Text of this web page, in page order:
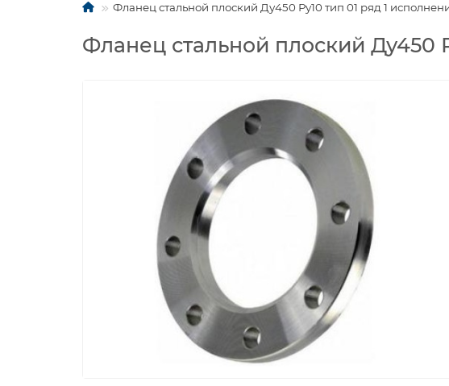
Фланец стальной плоский Ду450 Ру10 тип 01 ряд 1
Фланец стальной плоский Ду450